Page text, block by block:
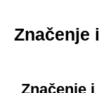
Značenje
Značenje